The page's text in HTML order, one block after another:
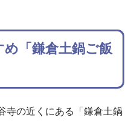
「鎌倉土鍋ご飯
寺の近くにある「鎌倉土鍋